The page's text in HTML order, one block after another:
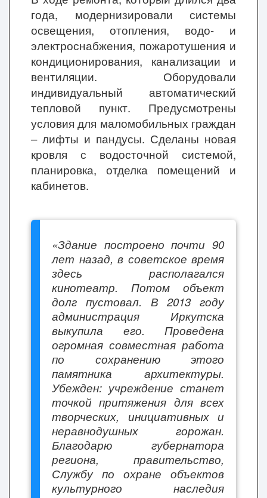
года, модернизировали системы
освещения, отопления, водо- и
электроснабжения, пожаротушения и
кондиционирования, канализации и
вентиляции. Оборудовали
индивидуальный автоматический
тепловой пункт. Предусмотрены
условия для маломобильных граждан
– лифты и пандусы. Сделаны новая
кровля с водосточной системой,
планировка, отделка помещений и
кабинетов.
«Здание построено почти 90
лет назад, в советское время
здесь располагался
кинотеатр. Потом объект
долг пустовал. В 2013 году
администрация Иркутска
выкупила его. Проведена
огромная совместная работа
по сохранению этого
памятника архитектуры.
Убежден: учреждение станет
точкой притяжения для всех
творческих, инициативных и
неравнодушных горожан.
Благодарю губернатора
региона, правительство,
Службу по охране объектов
культурного наследия